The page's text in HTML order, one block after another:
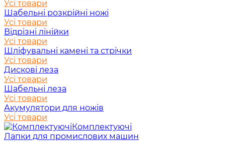
Усі товари
Шабельні розкрійні ножі
Усі товари
Відрізні лінійки
Усі товари
Шліфувальні камені та стрічки
Усі товари
Дискові леза
Усі товари
Шабельні леза
Усі товари
Акумулятори для ножів
Усі товари
Комплектуючі
Лапки для промислових машин